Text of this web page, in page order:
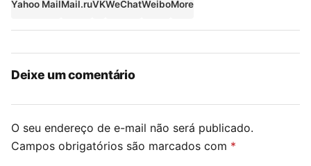
Deixe um comentário
O seu endereço de e-mail não será publicado.
Campos obrigatórios são marcados com *